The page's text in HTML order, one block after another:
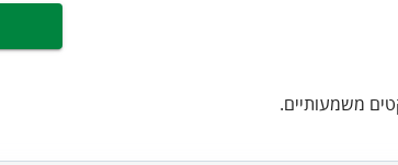
משמעותיים.